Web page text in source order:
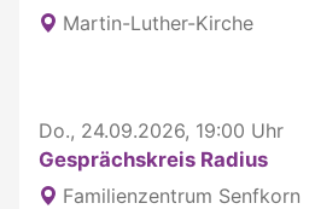
Martin-Luther-Kirche
Do., 24.09.2026, 19:00 Uhr
Gesprächskreis Radius
Familienzentrum Senfkorn